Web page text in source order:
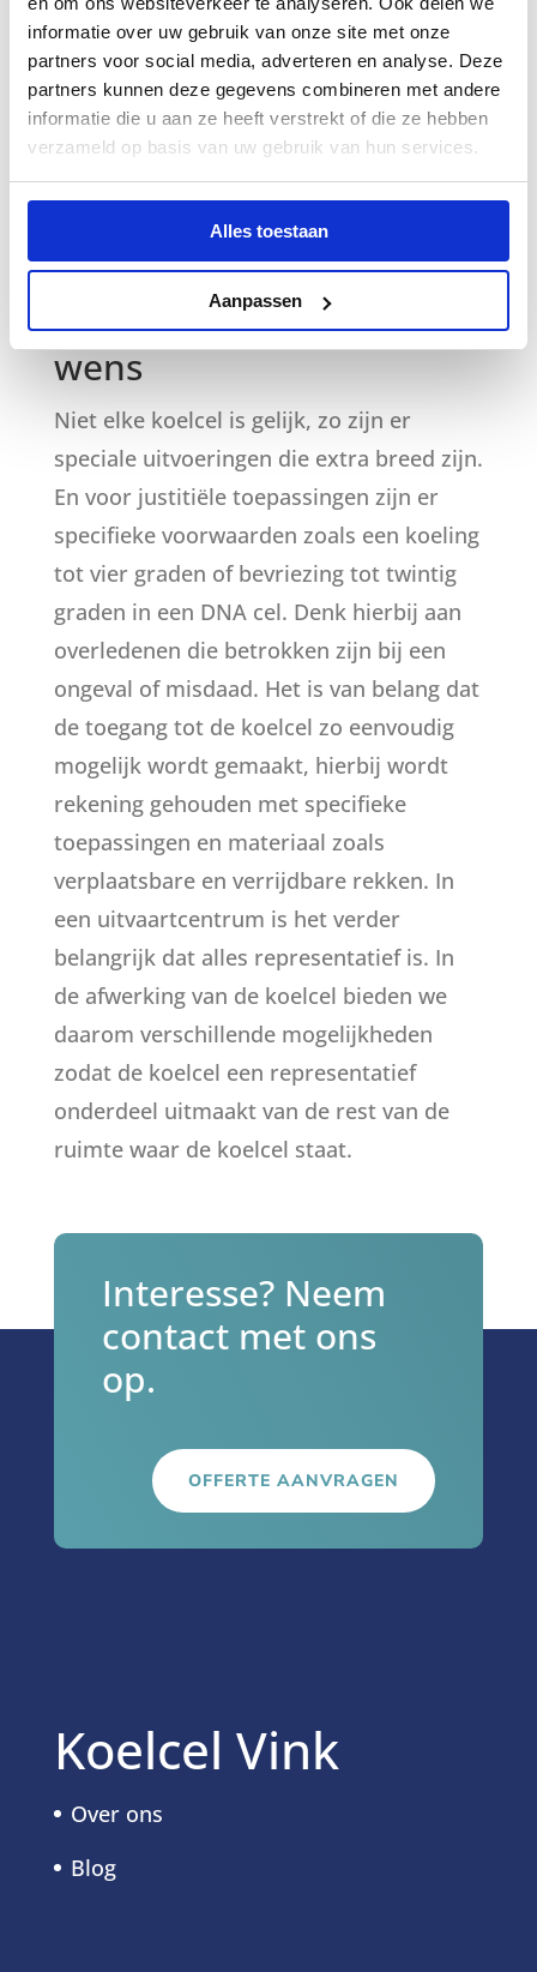
informatie over uw gebruik van onze site met onze
partners voor social media, adverteren en analyse. Deze
partners kunnen deze gegevens combineren met andere
informatie die u aan ze heeft verstrekt of die ze hebben
verzameld op basis van uw gebruik van hun services.
Alles toestaan
Aanpassen
kiezen we in overleg de deuren die het
beste aansluiten bij de specifieke wensen
van de klant. Hierin kunnen we veel
voorbeelden overleggen van eerdere
waar vergelijkbare wensen waren als de
Koelcel inrichten naar
wens
Niet elke koelcel is gelijk, zo zijn er
speciale uitvoeringen die extra breed zijn.
En voor justitiële toepassingen zijn er
specifieke voorwaarden zoals een koeling
tot vier graden of bevriezing tot twintig
graden in een DNA cel. Denk hierbij aan
overledenen die betrokken zijn bij een
ongeval of misdaad. Het is van belang dat
de toegang tot de koelcel zo eenvoudig
mogelijk wordt gemaakt, hierbij wordt
rekening gehouden met specifieke
toepassingen en materiaal zoals
verplaatsbare en verrijdbare rekken. In
een uitvaartcentrum is het verder
belangrijk dat alles representatief is. In
de afwerking van de koelcel bieden we
daarom verschillende mogelijkheden
zodat de koelcel een representatief
onderdeel uitmaakt van de rest van de
ruimte waar de koelcel staat.
Interesse? Neem
contact met ons
op.
OFFERTE AANVRAGEN
Koelcel Vink
Over ons
Blog